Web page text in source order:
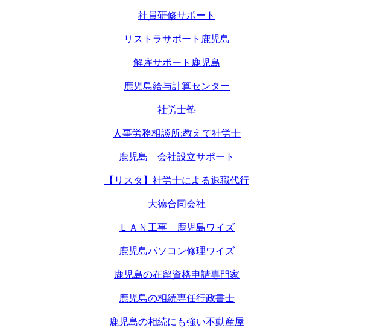
社員研修サポート
リストラサポート鹿児島
解雇サポート鹿児島
鹿児島給与計算センター
社労士塾
人事労務相談所:教えて社労士
鹿児島 会社設立サポート
【リスタ】社労士による退職代行
大徳合同会社
ＬＡＮ工事 鹿児島ワイズ
鹿児島パソコン修理ワイズ
鹿児島の在留資格申請専門家
鹿児島の相続専任行政書士
鹿児島の相続にも強い不動産屋